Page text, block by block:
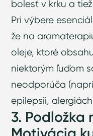
bolesť v krku a
Pri výbere
že na
oleje, ktoré
niektorým ľuďom
neodporúča
epilepsii,
3. Podložka